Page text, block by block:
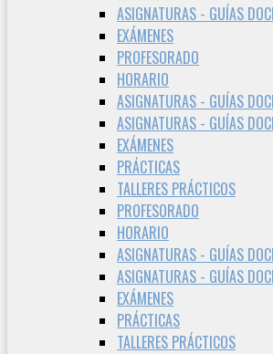
ASIGNATURAS - GUÍAS
EXÁMENES
PROFESORADO
HORARIO
ASIGNATURAS - GUÍAS
ASIGNATURAS - GUÍAS
EXÁMENES
PRÁCTICAS
TALLERES PRÁCTICOS
PROFESORADO
HORARIO
ASIGNATURAS - GUÍAS
ASIGNATURAS - GUÍAS
EXÁMENES
PRÁCTICAS
TALLERES PRÁCTICOS